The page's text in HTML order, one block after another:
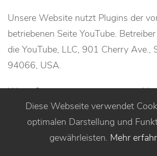
Unsere Website nutzt Plugins der
betriebenen Seite YouTube.
die YouTube, LLC, 901 Cherry Ave.,
94066, USA.
Wenn Sie eine unserer mit einem
ausgestatteten Seiten besuchen,
Verbindung zu den Servern von
Dabei wird dem YouTube-Server
Diese Webseite verwendet
optimalen Darstellung und
gewährleisten. Mehr